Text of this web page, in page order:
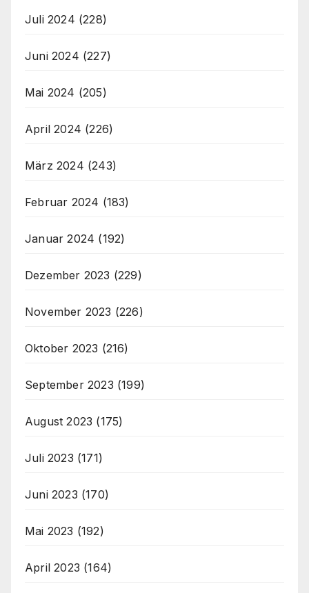
Juli 2024 (228)
Juni 2024 (227)
Mai 2024 (205)
April 2024 (226)
März 2024 (243)
Februar 2024 (183)
Januar 2024 (192)
Dezember 2023 (229)
November 2023 (226)
Oktober 2023 (216)
September 2023 (199)
August 2023 (175)
Juli 2023 (171)
Juni 2023 (170)
Mai 2023 (192)
April 2023 (164)